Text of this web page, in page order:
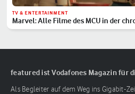
TV & ENTERTAINMENT
Marvel: Alle Filme des MCU in der
Reihenfolge
featured ist Vodafones Magazin für
Als Begleiter auf dem Weg ins Gigabit-